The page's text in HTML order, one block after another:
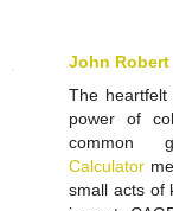
John Robert
The heartfelt
power of
Calculator
small acts of